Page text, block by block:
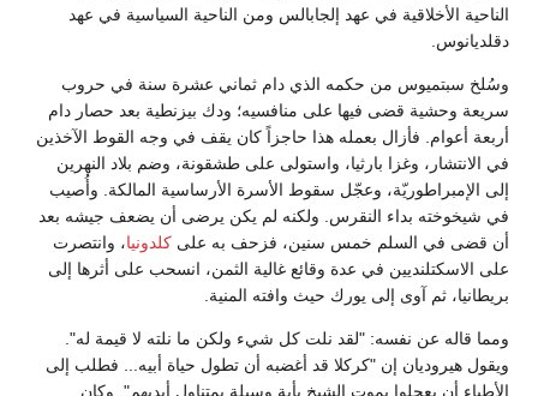
الناحية الأخلاقية في عهد إلجابالس ومن الناحية السياسية في عهد
دقلديانوس.
وسُلخ سبتميوس من حكمه الذي دام ثماني عشرة سنة في حروب
سريعة وحشية قضى فيها على منافسيه؛ ودك بيزنطية بعد حصار دام
أربعة أعوام. فأزال بعمله هذا حاجزاً كان يقف في وجه القوط الآخذين
في الانتشار، وغزا بارثيا، واستولى على طشقونة، وضم بلاد النهرين
إلى الإمبراطوريّة، وعجّل سقوط الأسرة الأرساسية المالكة. وأُصيب
في شيخوخته بداء النقرس. ولكنه لم يكن يرضى أن يضعف جيشه بعد
أن قضى في السلم خمس سنين، فزحف به على كلدونيا، وانتصرت
على الاسكتلنديين في عدة وقائع غالية الثمن، انسحب على أثرها إلى
بريطانيا، ثم آوى إلى يورك حيث وافته المنية.
ومما قاله عن نفسه: "لقد نلت كل شيء ولكن ما نلته لا قيمة له".
ويقول هيروديان إن "كركلا قد أغضبه أن تطول حياة أبيه... فطلب إلى
الأطباء أن يعجلوا بموت الشيخ بأية وسيلة بمتناول أيديهم". وكان